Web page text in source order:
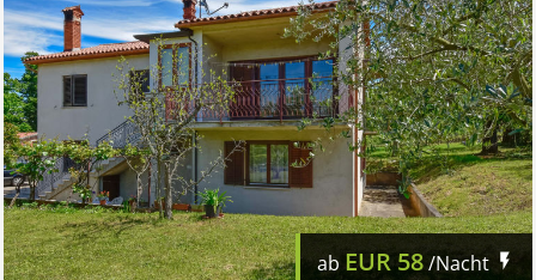
ab EUR58/Nacht